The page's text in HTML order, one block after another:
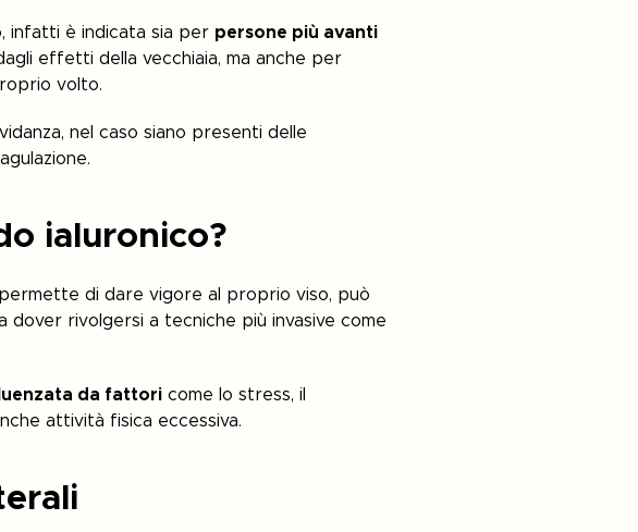
infatti è indicata sia per persone più avanti
effetti della vecchiaia, ma anche per
volto.
nel caso siano presenti delle
ialuronico?
di dare vigore al proprio viso, può
dover rivolgersi a tecniche più invasive come
da fattori come lo stress, il
attività fisica eccessiva.